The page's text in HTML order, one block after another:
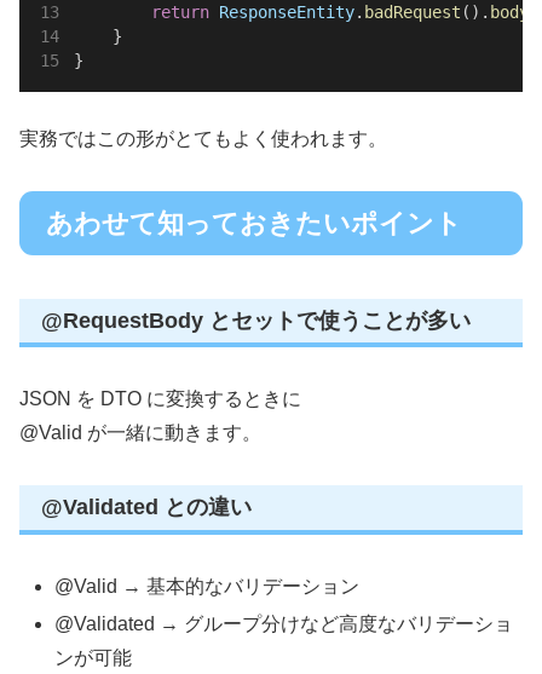
return ResponseEntity. badRequest (). body
    }
}
実務ではこの形がとてもよく使われます。
あわせて知っておきたいポイント
@RequestBody とセットで使うことが多い
JSON を DTO に変換するときに
@Valid が一緒に動きます。
@Validated との違い
@Valid → 基本的なバリデーション
@Validated → グループ分けなど高度なバリデーショ
ンが可能